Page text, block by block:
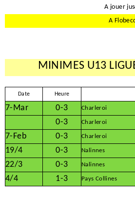
A jouer
A
MINIMES U13
Date Heure
7-Mar 0-3 Charleroi
0-3
Charleroi
7-Feb 0-3 Charleroi
19/4
0-3 Nalinnes
22/3
0-3 Nalinnes
4/4 1-3 Pays Collines